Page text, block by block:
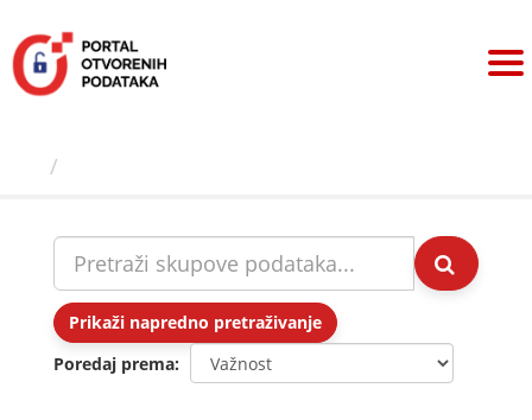
sadržaj
Prikaži napredno pretraživanje
Poredaj prema